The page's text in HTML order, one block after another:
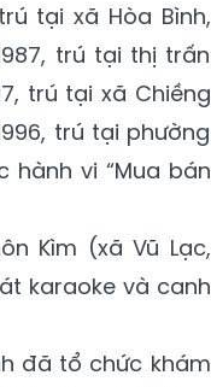
tại xã Hòa Bình,
trú tại thị trấn
trú tại xã Chiềng
trú tại phường
hành vi “Mua bán
Kìm (xã Vũ Lạc,
karaoke và canh
đã tổ chức khám